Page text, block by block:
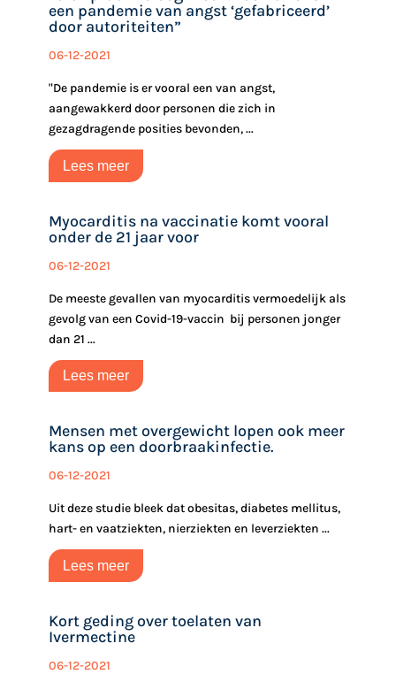
een pandemie van angst ‘gefabriceerd’
door autoriteiten‎”
06-12-2021
"De pandemie is er vooral een van angst,
aangewakkerd door personen die zich in
gezagdragende posities bevonden, ...
Lees meer
Myocarditis na vaccinatie komt vooral
onder de 21 jaar voor
06-12-2021
De meeste gevallen van myocarditis vermoedelijk als
gevolg van een Covid-19-vaccin bij personen jonger
dan 21 ...
Lees meer
Mensen met overgewicht lopen ook meer
kans op een doorbraakinfectie. ‎
06-12-2021
Uit deze studie bleek dat obesitas, diabetes mellitus,
hart- en vaatziekten, nierziekten en leverziekten ...
Lees meer
Kort geding over toelaten van
Ivermectine
06-12-2021